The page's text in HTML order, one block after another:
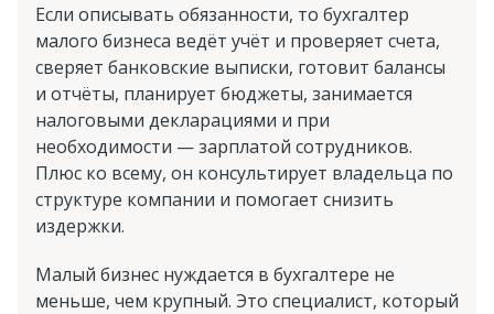
Если описывать обязанности, то бухгалтер
малого бизнеса ведёт учёт и проверяет счета,
сверяет банковские выписки, готовит балансы
и отчёты, планирует бюджеты, занимается
налоговыми декларациями и при
необходимости — зарплатой сотрудников.
Плюс ко всему, он консультирует владельца по
структуре компании и помогает снизить
издержки.
Малый бизнес нуждается в бухгалтере не
меньше, чем крупный. Это специалист, который